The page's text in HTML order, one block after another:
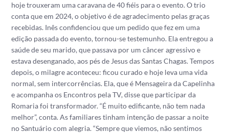
hoje trouxeram uma caravana de 40 fiéis para o evento. O trio
conta que em 2024, o objetivo é de agradecimento pelas graças
recebidas. Inês confidenciou que um pedido que fez em uma
edição passada do evento, tornou-se testemunho. Ela entregou a
saúde de seu marido, que passava por um câncer agressivo e
estava desenganado, aos pés de Jesus das Santas Chagas. Tempos
depois, o milagre aconteceu: ficou curado e hoje leva uma vida
normal, sem intercorrências. Ela, que é Mensageira da Capelinha
e acompanha os Encontros pela TV, disse que participar da
Romaria foi transformador. “É muito edificante, não tem nada
melhor”, conta. As familiares tinham intenção de passar a noite
no Santuário com alegria. “Sempre que viemos, não sentimos